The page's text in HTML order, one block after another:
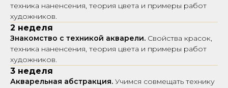
техника наненсения, теория цвета и примеры работ
художников.
2 неделя
Знакомство с техникой акварели. Свойства красок,
техника наненсения, теория цвета и примеры работ
художников.
3 неделя
Акварельная абстракция. Учимся совмещать технику